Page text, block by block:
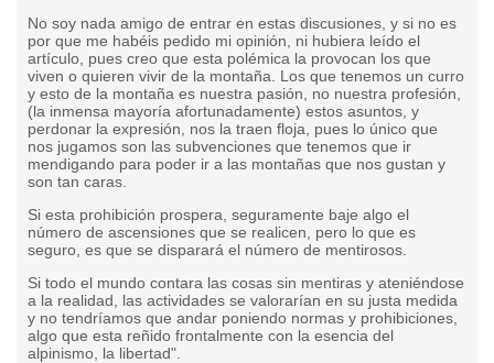
No soy nada amigo de entrar en estas discusiones, y si no es
por que me habéis pedido mi opinión, ni hubiera leído el
artículo, pues creo que esta polémica la provocan los que
viven o quieren vivir de la montaña. Los que tenemos un curro
y esto de la montaña es nuestra pasión, no nuestra profesión,
(la inmensa mayoría afortunadamente) estos asuntos, y
perdonar la expresión, nos la traen floja, pues lo único que
nos jugamos son las subvenciones que tenemos que ir
mendigando para poder ir a las montañas que nos gustan y
son tan caras.
Si esta prohibición prospera, seguramente baje algo el
número de ascensiones que se realicen, pero lo que es
seguro, es que se disparará el número de mentirosos.
Si todo el mundo contara las cosas sin mentiras y ateniéndose
a la realidad, las actividades se valorarían en su justa medida
y no tendríamos que andar poniendo normas y prohibiciones,
algo que esta reñido frontalmente con la esencia del
alpinismo, la libertad".